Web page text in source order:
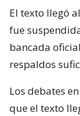
El texto llegó
fue
bancada
respaldos
Los debates
que el texto